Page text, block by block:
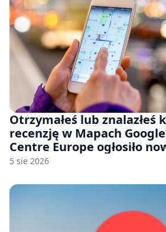
Otrzymałeś lub znalazłeś
recenzję w Mapach
Centre Europe ogłosiło
odwoławczą dla firm i
5 sie 2026